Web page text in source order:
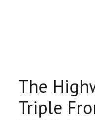
The
Triple